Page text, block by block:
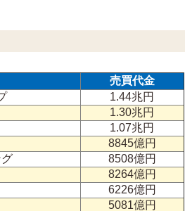
売買代金
1.44兆円
1.30兆円
1.07兆円
8845億円
8508億円
8264億円
6226億円
5081億円